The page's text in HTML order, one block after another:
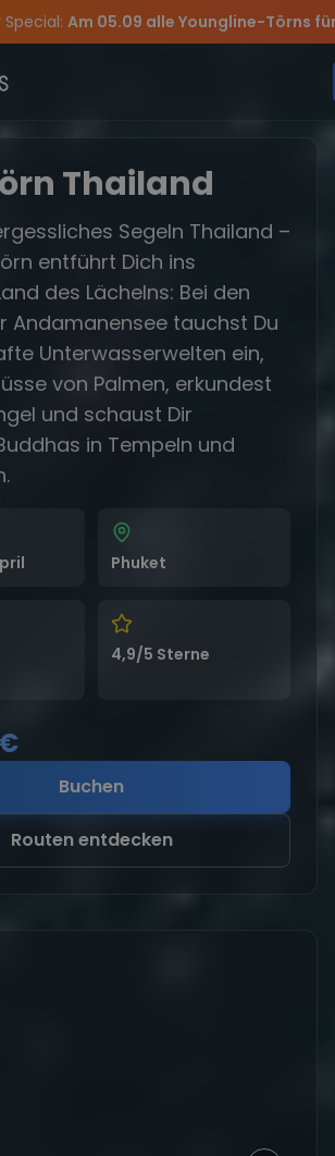
Am 05.09 alle Youngline-Törns
Dein Meilenbuch und Deine sailwithus-
Updates, Insider-Tippsund exklusive
Party 2026!Die Saison war legendär – wir
Thailand
Segeln Thailand –
entführt Dich ins
des Lächelns: Bei den
Andamanensee tauchst Du
Unterwasserwelten ein,
von Palmen, erkundest
und schaust Dir
in Tempeln und
Phuket
4,9/5 Sterne
Buchen
Routen entdecken